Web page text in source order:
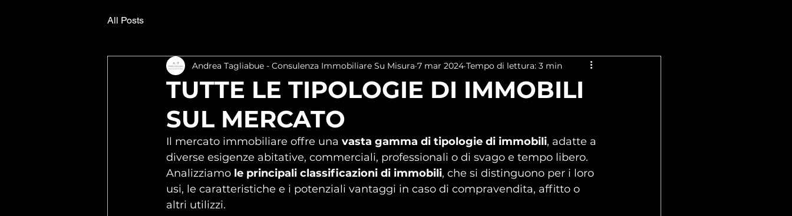
All Posts
TUTTE LE TIPOLOGIE DI IMMOBILI
SUL MERCATO
Andrea Tagliabue - Consulenza Immobiliare Su Misura 7 mar 2024 Tempo di lettura: 3 min
Il mercato immobiliare offre una vasta gamma di tipologie di immobili, adatte a
diverse esigenze abitative, commerciali, professionali o di svago e tempo libero.
Analizziamo le principali classificazioni di immobili, che si distinguono per i loro
usi, le caratteristiche e i potenziali vantaggi in caso di compravendita, affitto o
altri utilizzi.